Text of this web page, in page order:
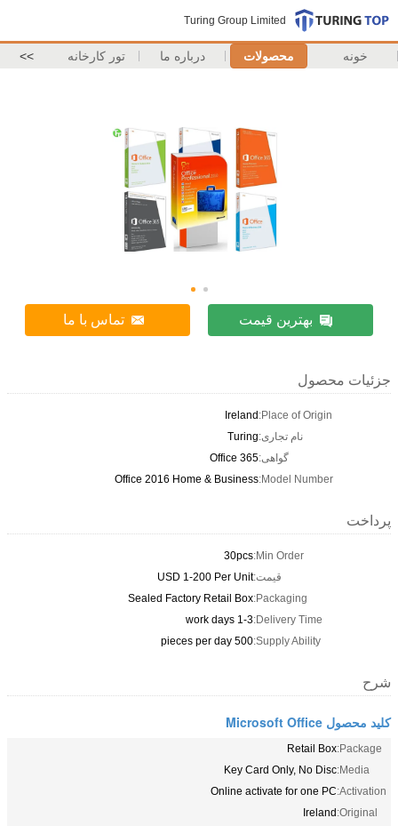
Turing Group Limited
خونه محصولات درباره ما تور کارخانه >>
بهترین قیمت تماس با ما
جزئیات محصول
Place of Origin:
Ireland
نام تجاری:Turing
گواهی:Office 365
Model Number:
Office 2016 Home & Business
پرداخت
Min Order:
30pcs
قیمت:USD 1-200 Per Unit
Packaging:
Sealed Factory Retail Box
Delivery Time:
1-3 work days
Supply Ability:
500 pieces per day
شرح
کلید محصول Microsoft Office
Package:
Retail Box
Media:
Key Card Only, No Disc
Activation:
Online activate for one PC
Original:
Ireland